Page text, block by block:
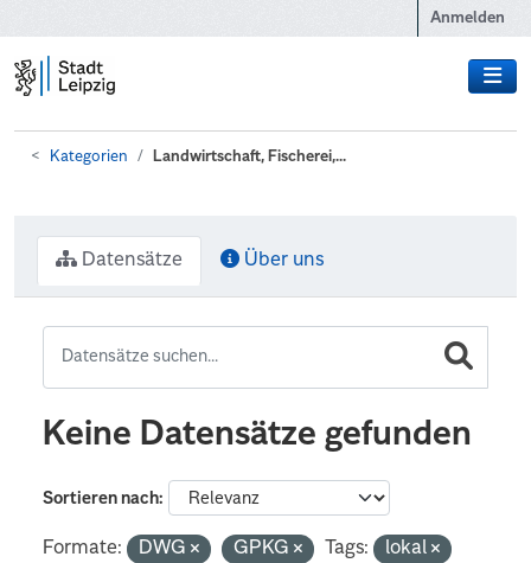
Anmelden
Kategorien Landwirtschaft, Fischerei,...
Datensätze Über uns
Keine Datensätze gefunden
Sortieren nach
Formate: DWG GPKG Tags:
lokal